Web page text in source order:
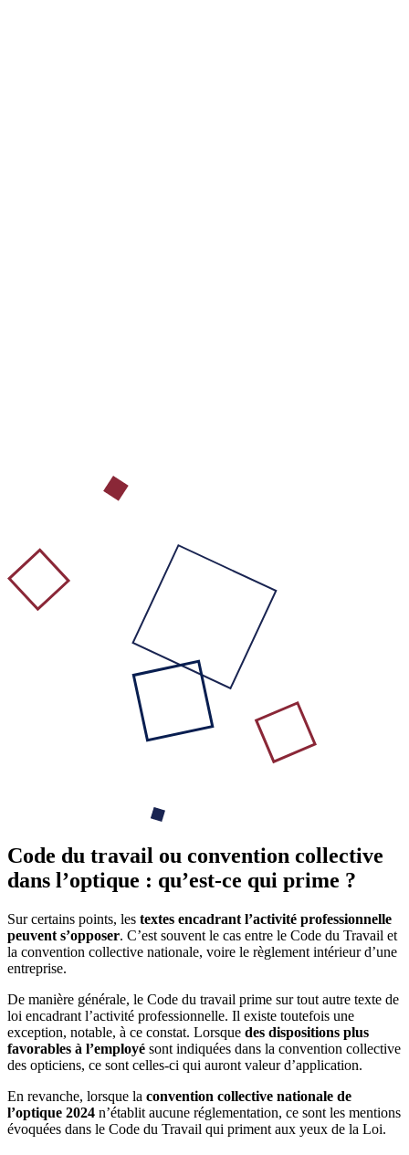
Code du travail ou convention collective
dans l’optique : qu’est-ce qui prime ?
Sur certains points, les textes encadrant l’activité professionnelle
peuvent s’opposer. C’est souvent le cas entre le Code du Travail et
la convention collective nationale, voire le règlement intérieur d’une
entreprise.
De manière générale, le Code du travail prime sur tout autre texte de
loi encadrant l’activité professionnelle. Il existe toutefois une
exception, notable, à ce constat. Lorsque des dispositions plus
favorables à l’employé sont indiquées dans la convention collective
des opticiens, ce sont celles-ci qui auront valeur d’application.
En revanche, lorsque la convention collective nationale de
l’optique 2024 n’établit aucune réglementation, ce sont les mentions
évoquées dans le Code du Travail qui priment aux yeux de la Loi.